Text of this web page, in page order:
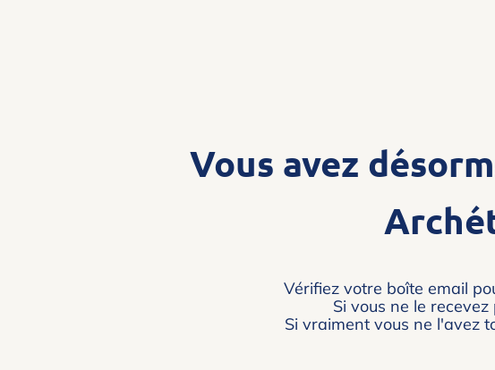
Vous avez
Vérifiez votre boîte email
Si vous ne le
Si vraiment vous ne l'avez